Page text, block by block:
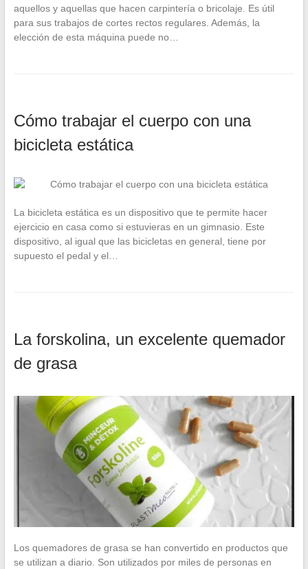
aquellos y aquellas que hacen carpintería o bricolaje. Es útil
para sus trabajos de cortes rectos regulares. Además, la
elección de esta máquina puede no…
Cómo trabajar el cuerpo con una
bicicleta estática
La bicicleta estática es un dispositivo que te permite hacer
ejercicio en casa como si estuvieras en un gimnasio. Este
dispositivo, al igual que las bicicletas en general, tiene por
supuesto el pedal y el…
La forskolina, un excelente quemador
de grasa
Los quemadores de grasa se han convertido en productos que
se utilizan a diario. Son utilizados por miles de personas en